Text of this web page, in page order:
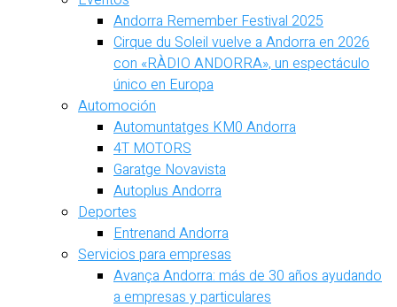
Andorra Remember Festival 2025
Cirque du Soleil vuelve a Andorra en 2026
con «RÀDIO ANDORRA», un espectáculo
único en Europa
Automoción
Automuntatges KM0 Andorra
4T MOTORS
Garatge Novavista
Autoplus Andorra
Deportes
Entrenand Andorra
Servicios para empresas
Avança Andorra: más de 30 años ayudando
a empresas y particulares